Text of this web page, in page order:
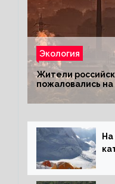
Экология
Жители
пожаловались
На